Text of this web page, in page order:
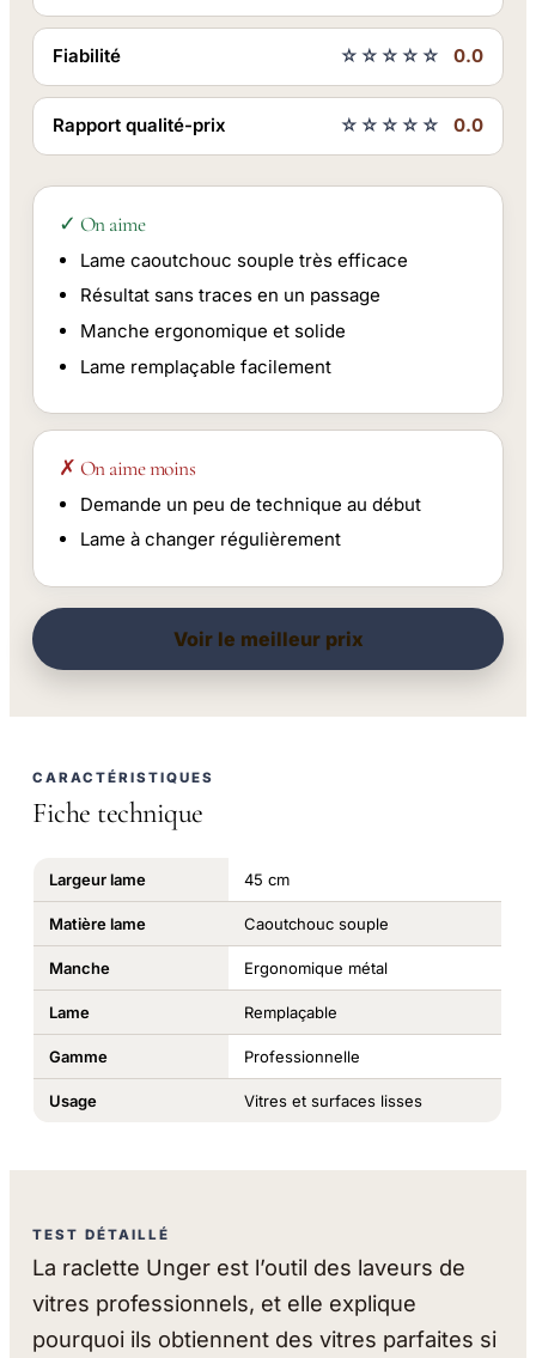
Fiabilité ☆☆☆☆☆ 0.0
Rapport qualité-prix ☆☆☆☆☆ 0.0
✓ On aime
Lame caoutchouc souple très efficace
Résultat sans traces en un passage
Manche ergonomique et solide
Lame remplaçable facilement
✗ On aime moins
Demande un peu de technique au début
Lame à changer régulièrement
Voir le meilleur prix
CARACTÉRISTIQUES
Fiche technique
Largeur lame 45 cm
Matière lame Caoutchouc souple
Manche Ergonomique métal
Lame Remplaçable
Gamme Professionnelle
Usage Vitres et surfaces lisses
TEST DÉTAILLÉ
La raclette Unger est l’outil des laveurs de
vitres professionnels, et elle explique
pourquoi ils obtiennent des vitres parfaites si